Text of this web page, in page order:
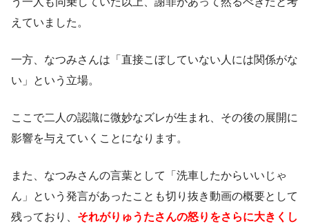
えていました。
一方、なつみさんは「直接こぼしていない人には関係がな
い」という立場。
ここで二人の認識に微妙なズレが生まれ、その後の展開に
影響を与えていくことになります。
また、なつみさんの言葉として「洗車したからいいじゃ
ん」という発言があったことも切り抜き動画の概要として
残っており、 それがりゅうたさんの怒りをさらに大きくし